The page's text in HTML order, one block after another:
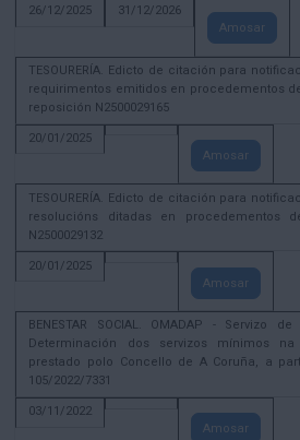
26/12/2025
31/12/2026
Amosar
TESOURERÍA. Edicto de citación para
requirimentos emitidos en procedementos
reposición N2500029165
20/01/2025
Amosar
TESOURERÍA. Edicto de citación para
resolucións ditadas en procedementos
N2500029132
20/01/2025
Amosar
BENESTAR SOCIAL. OMADAP - Servizo
Determinación dos servizos mínimos
prestado polo Concello de A Coruña, a
105/2022/7331
03/11/2022
Amosar